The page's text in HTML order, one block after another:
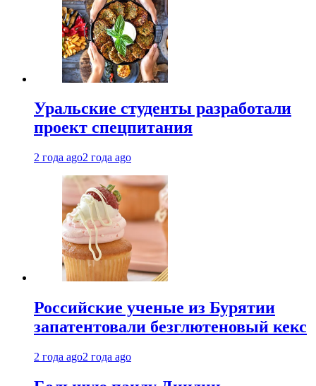
Уральские студенты разработали
проект спецпитания
2 года ago2 года ago
Российские ученые из Бурятии
запатентовали безглютеновый кекс
2 года ago2 года ago